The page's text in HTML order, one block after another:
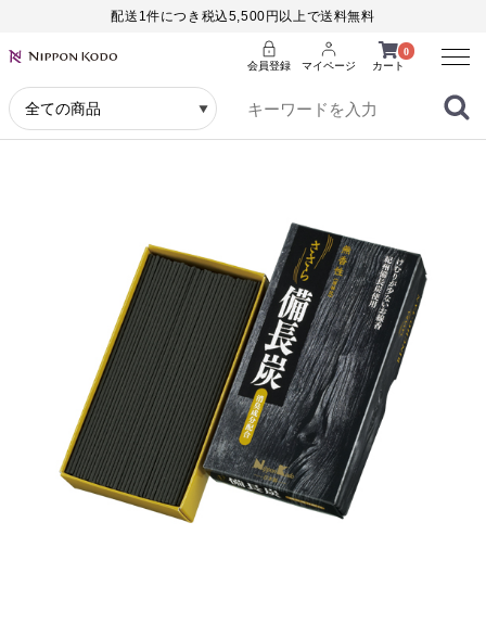
配送1件につき税込5,500円以上で送料無料
0
カート
会員登録 マイページ
Menu